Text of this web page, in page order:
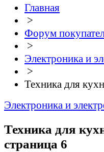
Главная
>
Форум
>
Электроника и
>
Техника для
Электроника и
Техника для
страница 6